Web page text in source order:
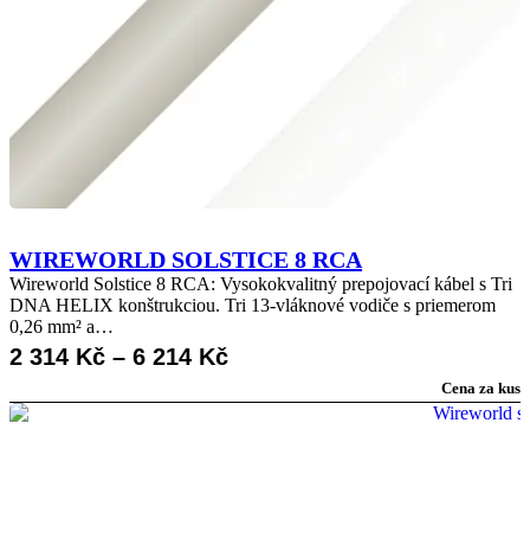
WIREWORLD SOLSTICE 8 RCA
Wireworld Solstice 8 RCA: Vysokokvalitný prepojovací kábel s Tri
DNA HELIX konštrukciou. Tri 13-vláknové vodiče s priemerom
0,26 mm² a…
2 314 Kč – 6 214 KčRozpětí
Cena za kus